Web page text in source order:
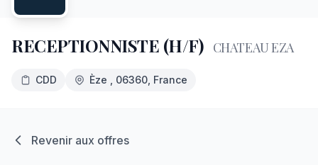
RECEPTIONNISTE (H/F) CHATEAU EZA
CDD Èze , 06360 , France
Revenir aux offres